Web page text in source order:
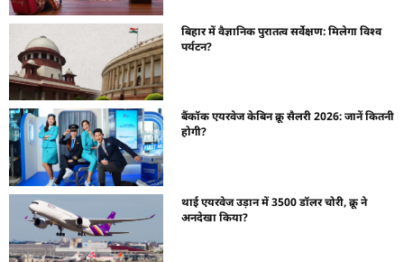
बिहार में वैज्ञानिक पुरातत्व सर्वेक्षण: मिलेगा विश्व
पर्यटन?
बैंकॉक एयरवेज केबिन क्रू सैलरी 2026: जानें कितनी
होगी?
थाई एयरवेज उड़ान में 3500 डॉलर चोरी, क्रू ने
अनदेखा किया?